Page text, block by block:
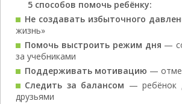
5 способов помочь ребёнку:
Не создавать избыточного
жизнь»
Помочь выстроить режим дня —
за учебниками
Поддерживать мотивацию —
Следить за балансом — ребёнок
друзьями